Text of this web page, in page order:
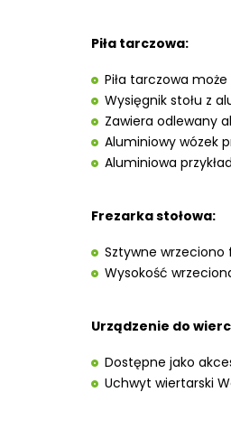
Piła tarczowa:
Piła tarczowa
Wysięgnik stołu z
Zawiera odlewany
Aluminiowy wózek
Aluminiowa
Frezarka stołowa:
Sztywne wrzeciono
Wysokość
Urządzenie do
Dostępne jako
Uchwyt wiertarski